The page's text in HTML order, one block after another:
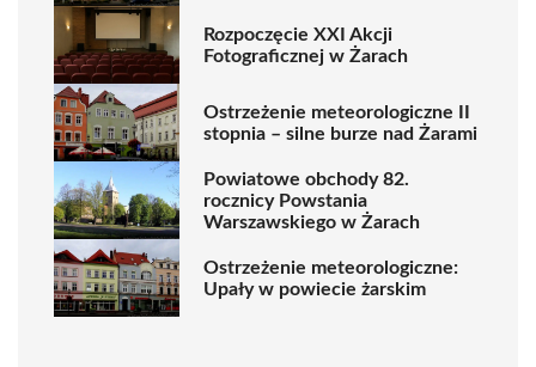
Rozpoczęcie XXI Akcji
Fotograficznej w Żarach
Ostrzeżenie meteorologiczne II
stopnia – silne burze nad Żarami
Powiatowe obchody 82.
rocznicy Powstania
Warszawskiego w Żarach
Ostrzeżenie meteorologiczne:
Upały w powiecie żarskim